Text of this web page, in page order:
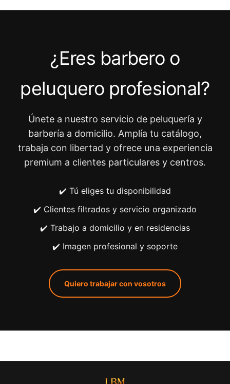
¿Eres barbero o
peluquero profesional?
Únete a nuestro servicio de peluquería y
barbería a domicilio. Amplía tu catálogo,
trabaja con libertad y ofrece una experiencia
premium a clientes particulares y centros.
✔️ Tú eliges tu disponibilidad
✔️ Clientes filtrados y servicio organizado
✔️ Trabajo a domicilio y en residencias
✔️ Imagen profesional y soporte
Quiero trabajar con vosotros